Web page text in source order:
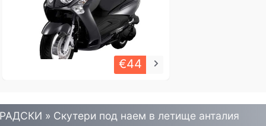
€44 keyboard_arrow_right
» Скутери под наем в летище анталия